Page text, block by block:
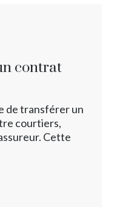
contrat
de transférer un
courtiers,
Cette